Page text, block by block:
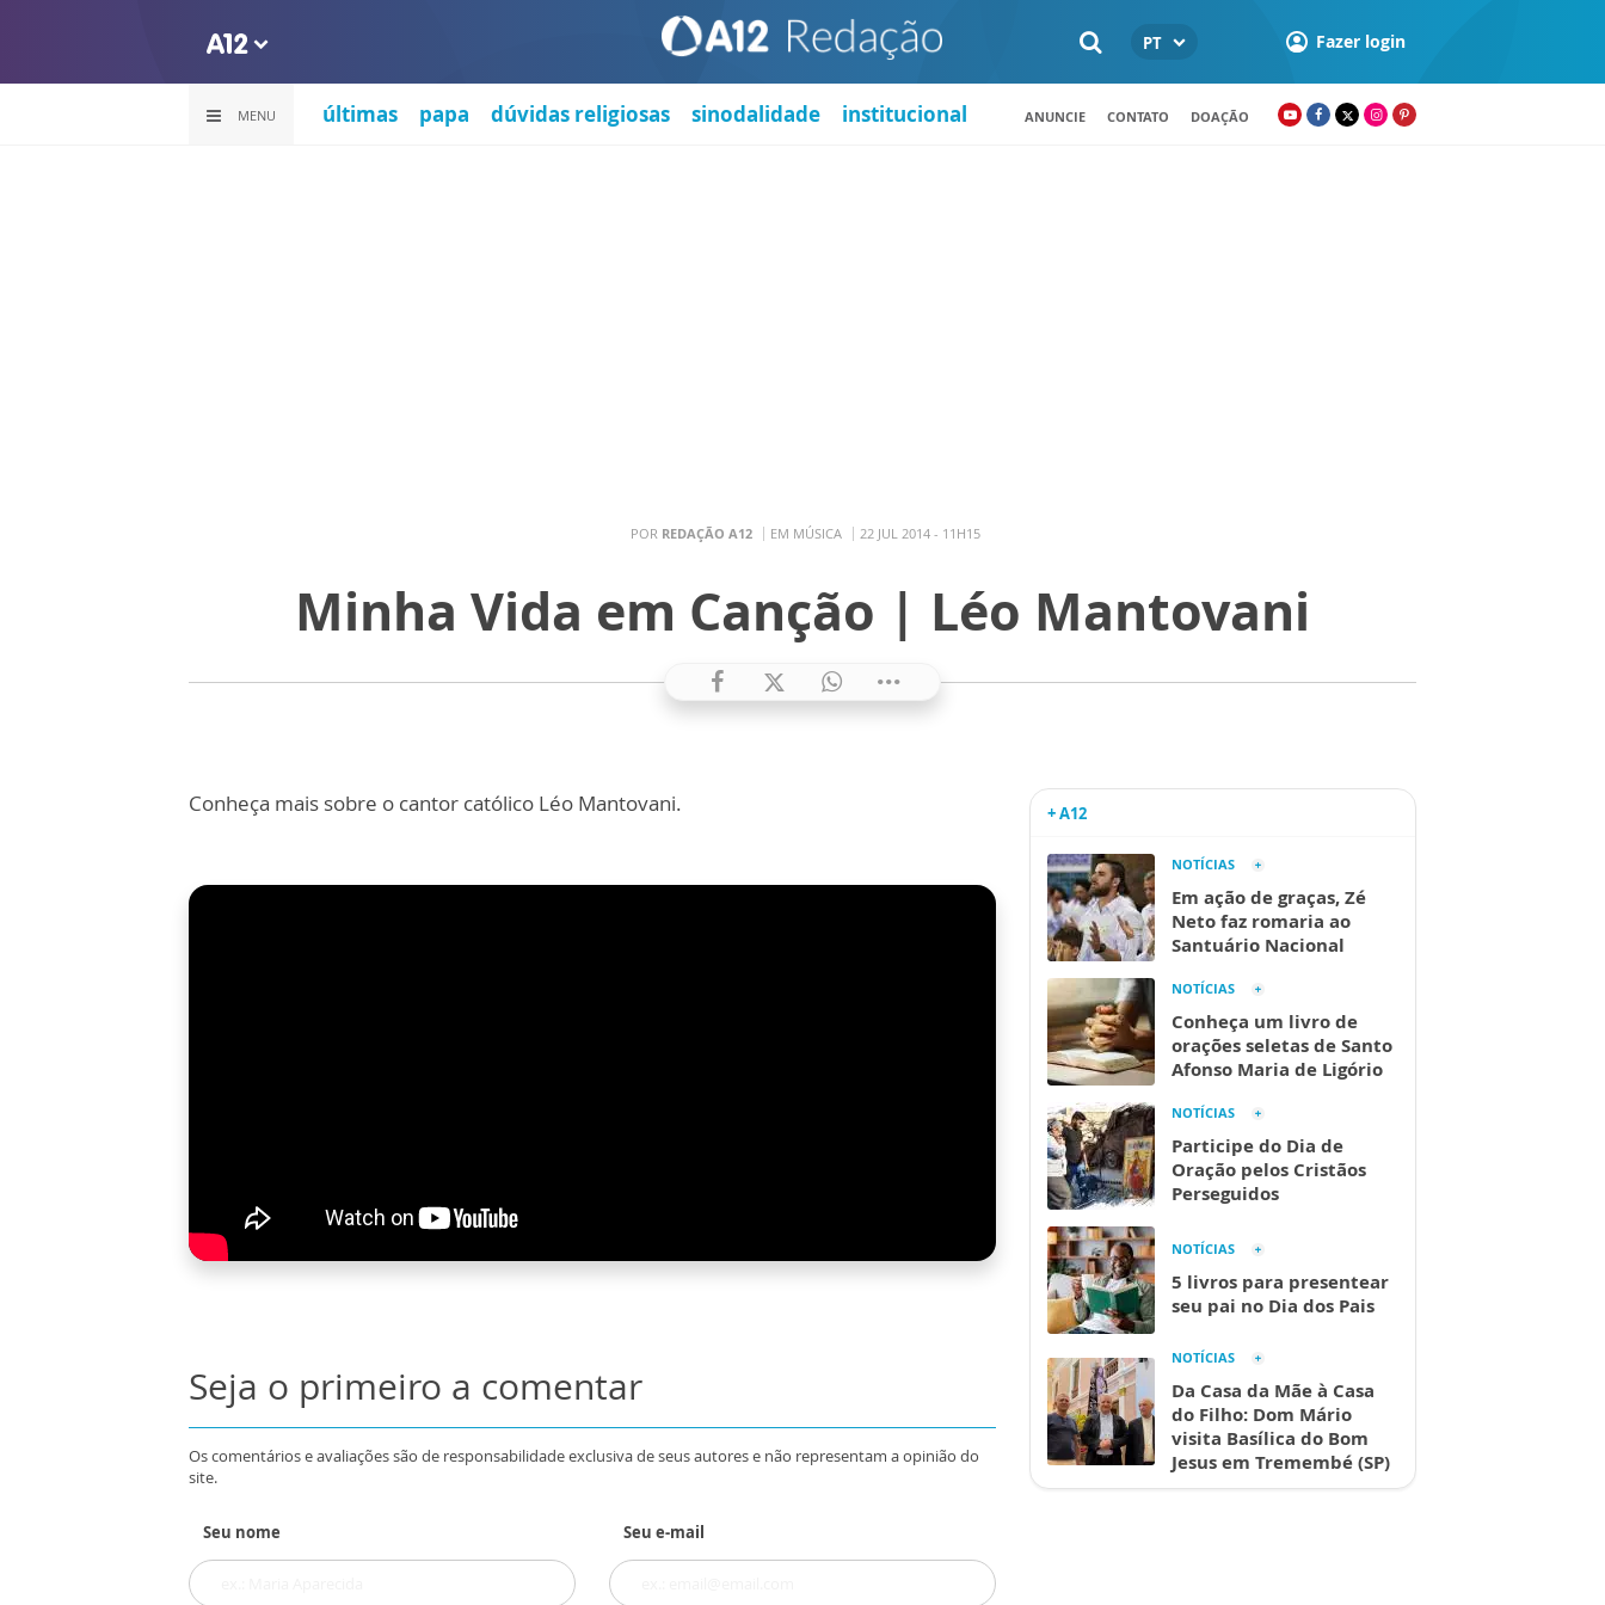
PT Fazer login
MENU últimas papa dúvidas religiosas sinodalidade institucional ANUNCIE CONTATO DOAÇÃO
POR REDAÇÃO A12 EM MÚSICA 22 JUL 2014 - 11H15
Minha Vida em Canção | Léo Mantovani
Conheça mais sobre o cantor católico Léo Mantovani.
Seja o primeiro a comentar
Os comentários e avaliações são de responsabilidade exclusiva de seus autores e não representam a opinião do
site.
Seu nome Seu e-mail
+ A12
NOTÍCIAS
Em ação de graças, Zé
Neto faz romaria ao
Santuário Nacional
NOTÍCIAS
Conheça um livro de
orações seletas de Santo
Afonso Maria de Ligório
NOTÍCIAS
Participe do Dia de
Oração pelos Cristãos
Perseguidos
NOTÍCIAS
5 livros para presentear
seu pai no Dia dos Pais
NOTÍCIAS
Da Casa da Mãe à Casa
do Filho: Dom Mário
visita Basílica do Bom
Jesus em Tremembé (SP)